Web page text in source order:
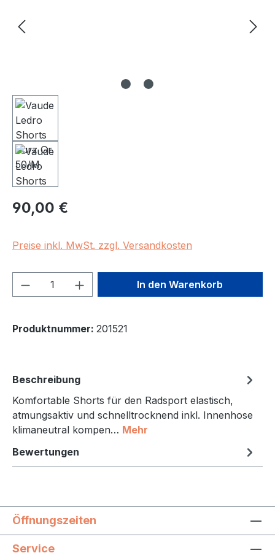
Regulärer Preis:
90,00 €
Preise inkl. MwSt. zzgl. Versandkosten
Produkt Anzahl: Gib denIn den Warenkorb
Produktnummer: 201521
Beschreibung
Komfortable Shorts für den Radsport elastisch,
atmungsaktiv und schnelltrocknend inkl. Innenhose
klimaneutral kompen… Mehr
Bewertungen
Öffnungszeiten
Service